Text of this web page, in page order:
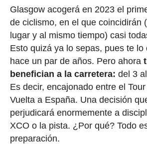
Glasgow acogerá en 2023 el
de ciclismo, en el que coincidirán
lugar y al mismo tiempo) casi
Esto quizá ya lo sepas, pues te lo
hace un par de años. Pero ahora
benefician a la carretera: del 3
Es decir, encajonado entre el
Vuelta a España. Una decisión
perjudicará enormemente a
XCO o la pista. ¿Por qué? Todo
preparación.